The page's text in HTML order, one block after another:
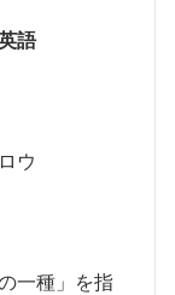
語
ウ
一種」を指